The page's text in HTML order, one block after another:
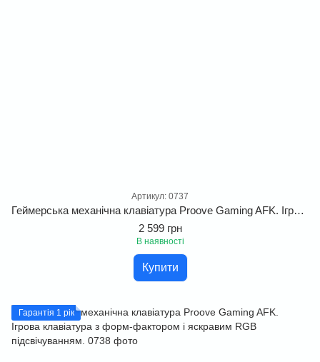
Артикул: 0737
Геймерська механічна клавіатура Proove Gaming AFK. Ігрова клавіатура з форм-фактором у 65% і яскравим RGB підсвічуванням.
2 599 грн
В наявності
Купити
Гарантія 1 рік